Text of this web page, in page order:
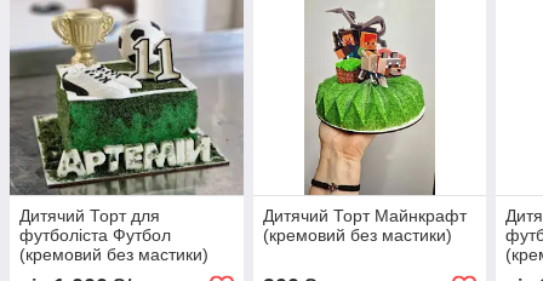
Дитячий Торт для
футболіста Футбол
(кремовий без мастики)
Дитячий Торт Майнкрафт
(кремовий без мастики)